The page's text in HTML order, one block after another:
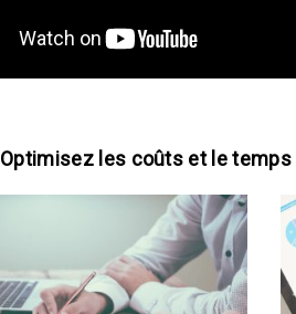
Optimisez les coûts et le